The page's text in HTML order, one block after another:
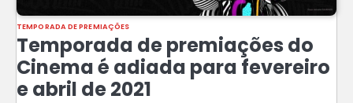
TEMPORADA DE PREMIAÇÕES
Temporada de premiações do
Cinema é adiada para fevereiro
e abril de 2021